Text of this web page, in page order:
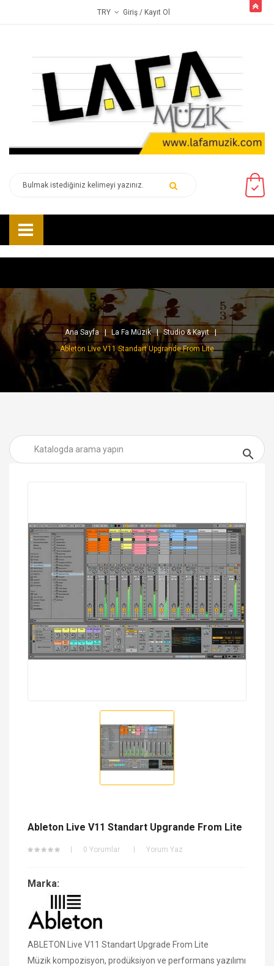
TRY Giriş / Kayıt Ol
Ana Sayfa La Fa Müzik
Studio & Kayıt
Ableton Live V11 Standart Upgrande From Lite

Ableton Live V11 Standart Upgrande From Lite
0 Yorumlar Yorum Yaz
Marka:
ABLETON Live V11 Standart Upgrade From Lite
Müzik kompozisyon, prodüksiyon ve performans yazılımı